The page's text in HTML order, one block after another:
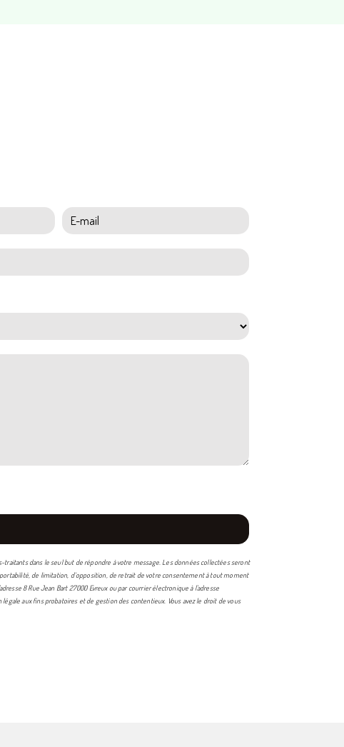
dans le seul but de répondre à votre message. Les données collectées seront
portabilité, de limitation, d’opposition, de retrait de votre consentement à tout moment
8 Rue Jean Bart 27000 Evreux ou par courrier électronique à l'adresse
aux fins probatoires et de gestion des contentieux. Vous avez le droit de vous